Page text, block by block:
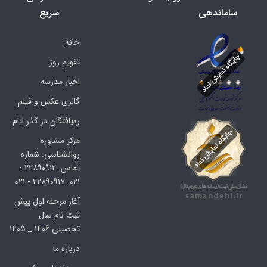
ساماندهی
سریع
خانه
تقویم روز
اخبار مدرسه
گالری عکس و فیلم
ره‌یافتگان در گذر ایام
مرکز مشاوره
روانشناسی. شماره
تماس. ۲۲۸۹۰۹۱۲ -
۰۲۱. ۲۲۸۹۰۹۱۷ - ۰۲۱
آغاز مرحله اول پیش
ثبت نام سال
تحصیلی 1406 _ 1405
درباره ما